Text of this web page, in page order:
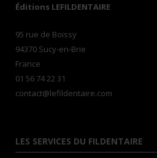
Éditions LEFILDENTAIRE
95 rue de Boissy
94370 Sucy-en-Brie
France
01 56 74 22 31
contact@lefildentaire.com
LES SERVICES DU FILDENTAIRE